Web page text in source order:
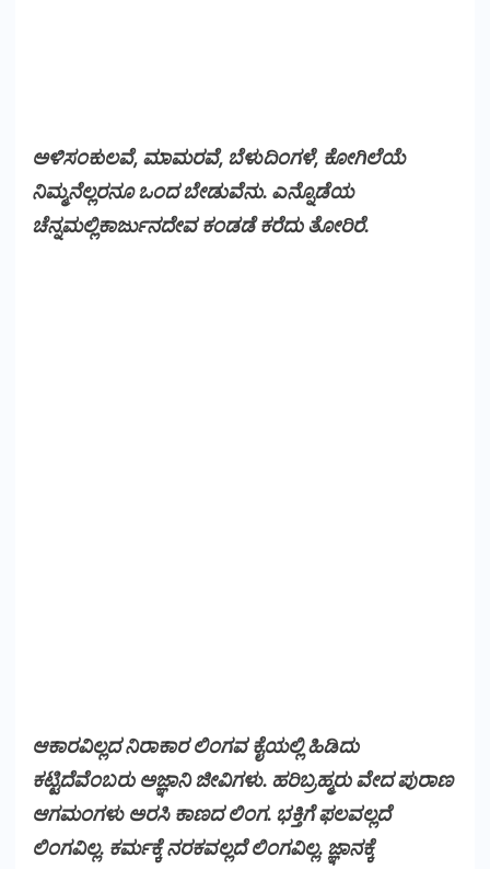
ಅಳಿಸಂಕುಲವೆ, ಮಾಮರವೆ, ಬೆಳುದಿಂಗಳೆ, ಕೋಗಿಲೆಯೆ
ನಿಮ್ಮನೆಲ್ಲರನೂ ಒಂದ ಬೇಡುವೆನು. ಎನ್ನೊಡೆಯ
ಚೆನ್ನಮಲ್ಲಿಕಾರ್ಜುನದೇವ ಕಂಡಡೆ ಕರೆದು ತೋರಿರೆ.
ಆಕಾರವಿಲ್ಲದ ನಿರಾಕಾರ ಲಿಂಗವ ಕೈಯಲ್ಲಿ ಹಿಡಿದು
ಕಟ್ಟಿದೆವೆಂಬರು ಅಜ್ಞಾನಿ ಜೀವಿಗಳು. ಹರಿಬ್ರಹ್ಮರು ವೇದ ಪುರಾಣ
ಆಗಮಂಗಳು ಅರಸಿ ಕಾಣದ ಲಿಂಗ. ಭಕ್ತಿಗೆ ಫಲವಲ್ಲದೆ
ಲಿಂಗವಿಲ್ಲ. ಕರ್ಮಕ್ಕೆ ನರಕವಲ್ಲದೆ ಲಿಂಗವಿಲ್ಲ. ಜ್ಞಾನಕ್ಕೆ